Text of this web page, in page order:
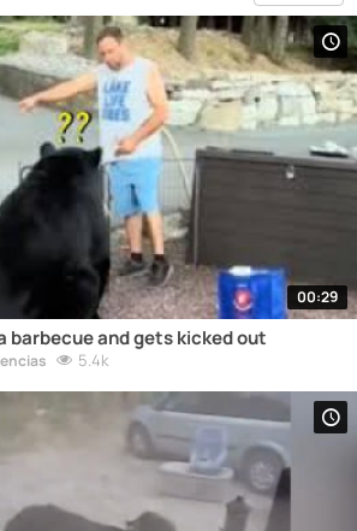
00:29
barbecue and gets kicked out
5.4k